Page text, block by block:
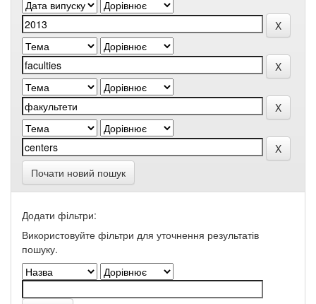
Почати новий пошук
Додати фільтри:
Використовуйте фільтри для уточнення результатів
пошуку.